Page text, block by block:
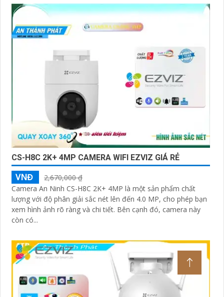
CS-H8C 2K+ 4MP CAMERA WIFI EZVIZ GIÁ RẺ
VNĐ
2,670,000 ₫
Camera An Ninh CS-H8C 2K+ 4MP là một sản phẩm chất
lượng với độ phân giải sắc nét lên đến 4.0 MP, cho phép bạn
xem hình ảnh rõ ràng và chi tiết. Bên cạnh đó, camera này
còn có...